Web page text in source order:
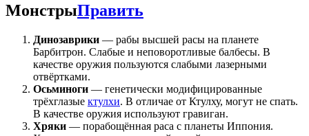
МонстрыПравить
Динозаврики — рабы высшей расы на планете
Барбитрон. Слабые и неповоротливые балбесы. В
качестве оружия пользуются слабыми лазерными
отвёртками.
Осьминоги — генетически модифицированные
трёхглазые ктулхи. В отличае от Ктулху, могут не спать.
В качестве оружия используют гравиган.
Хряки — порабощённая раса с планеты Иппония.